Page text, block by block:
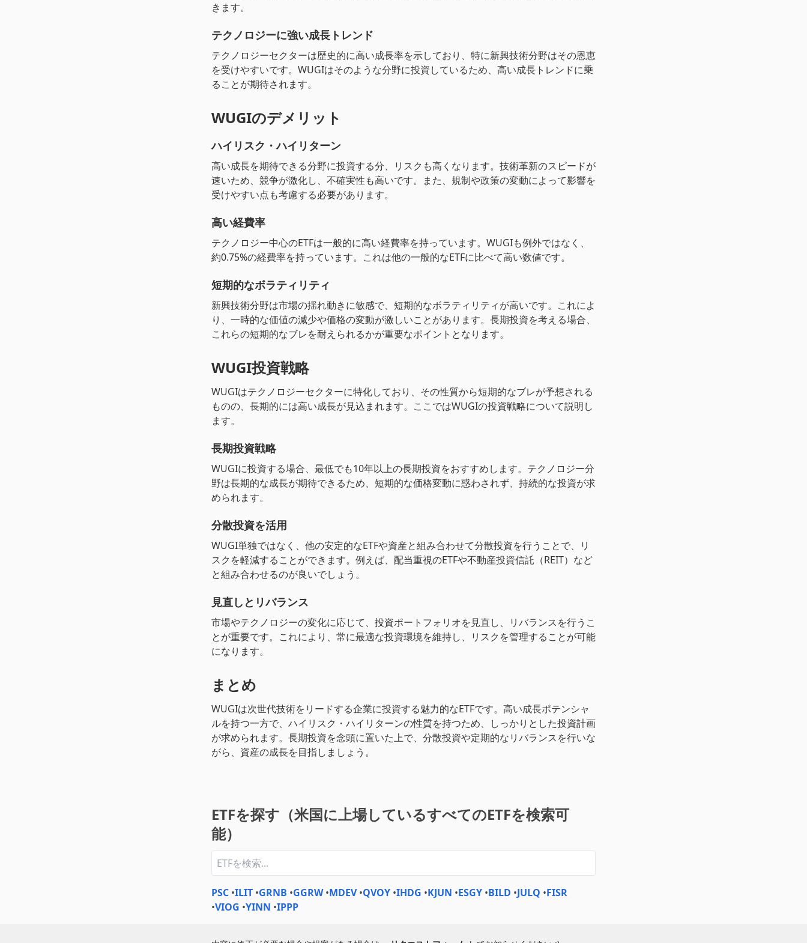
きます。
テクノロジーに強い成長トレンド
テクノロジーセクターは歴史的に高い成長率を示しており、特に新興技術分野はその恩恵
を受けやすいです。WUGIはそのような分野に投資しているため、高い成長トレンドに乗
ることが期待されます。
WUGIのデメリット
ハイリスク・ハイリターン
高い成長を期待できる分野に投資する分、リスクも高くなります。技術革新のスピードが
速いため、競争が激化し、不確実性も高いです。また、規制や政策の変動によって影響を
受けやすい点も考慮する必要があります。
高い経費率
テクノロジー中心のETFは一般的に高い経費率を持っています。WUGIも例外ではなく、
約0.75%の経費率を持っています。これは他の一般的なETFに比べて高い数値です。
短期的なボラティリティ
新興技術分野は市場の揺れ動きに敏感で、短期的なボラティリティが高いです。これによ
り、一時的な価値の減少や価格の変動が激しいことがあります。長期投資を考える場合、
これらの短期的なブレを耐えられるかが重要なポイントとなります。
WUGI投資戦略
WUGIはテクノロジーセクターに特化しており、その性質から短期的なブレが予想される
ものの、長期的には高い成長が見込まれます。ここではWUGIの投資戦略について説明し
ます。
長期投資戦略
WUGIに投資する場合、最低でも10年以上の長期投資をおすすめします。テクノロジー分
野は長期的な成長が期待できるため、短期的な価格変動に惑わされず、持続的な投資が求
められます。
分散投資を活用
WUGI単独ではなく、他の安定的なETFや資産と組み合わせて分散投資を行うことで、リ
スクを軽減することができます。例えば、配当重視のETFや不動産投資信託（REIT）など
と組み合わせるのが良いでしょう。
見直しとリバランス
市場やテクノロジーの変化に応じて、投資ポートフォリオを見直し、リバランスを行うこ
とが重要です。これにより、常に最適な投資環境を維持し、リスクを管理することが可能
になります。
まとめ
WUGIは次世代技術をリードする企業に投資する魅力的なETFです。高い成長ポテンシャ
ルを持つ一方で、ハイリスク・ハイリターンの性質を持つため、しっかりとした投資計画
が求められます。長期投資を念頭に置いた上で、分散投資や定期的なリバランスを行いな
がら、資産の成長を目指しましょう。
ETFを探す（米国に上場しているすべてのETFを検索可
能）
PSC •ILIT •GRNB •GGRW •MDEV •QVOY •IHDG •KJUN •ESGY •BILD •JULQ •FISR
•VIOG •YINN •IPPP